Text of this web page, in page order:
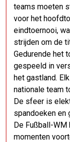
teams moeten
voor het
eindtoernooi,
strijden om de
Gedurende het
gespeeld in
het gastland.
nationale team
De sfeer is
spandoeken en
De Fußball-
momenten